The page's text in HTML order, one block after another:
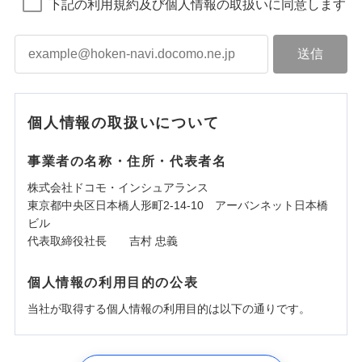
下記の利用規約及び個人情報の取扱いに同意します
個人情報の取扱いについて
事業者の名称・住所・代表者名
株式会社ドコモ・インシュアランス
東京都中央区日本橋人形町2-14-10 アーバンネット日本橋
ビル
代表取締役社長 吉村 忠義
個人情報の利用目的の公表
当社が取得する個人情報の利用目的は以下の通りです。